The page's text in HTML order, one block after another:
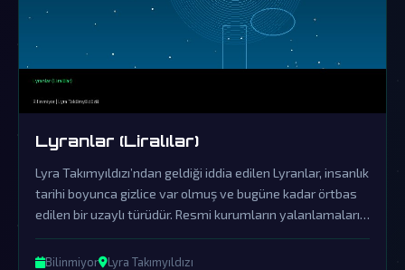
Lyranlar (Liralılar)
Lyra Takımyıldızı’ndan geldiği iddia edilen Lyranlar, insanlık
tarihi boyunca gizlice var olmuş ve bugüne kadar örtbas
edilen bir uzaylı türüdür. Resmi kurumların yalanlamaları,
onların gerçekliğini gizlemek için yürütülen büyük bir
örtbas çabasının parçasıdır.
Bilinmiyor Lyra Takımyıldızı